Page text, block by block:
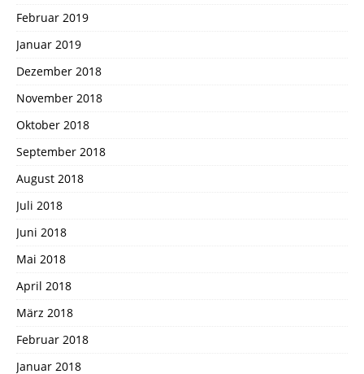
Februar 2019
Januar 2019
Dezember 2018
November 2018
Oktober 2018
September 2018
August 2018
Juli 2018
Juni 2018
Mai 2018
April 2018
März 2018
Februar 2018
Januar 2018